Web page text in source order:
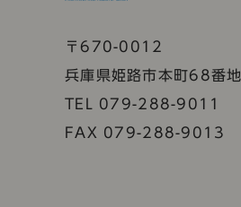
〒670-0012
兵庫県姫路市本町68番地
TEL 079-288-9011
FAX 079-288-9013